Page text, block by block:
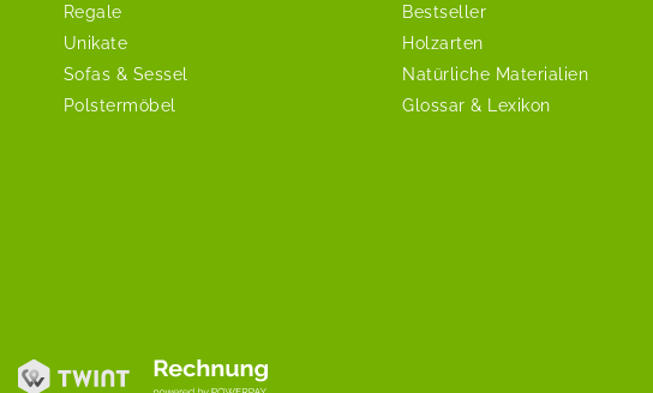
Regale
Unikate
Sofas & Sessel
Polstermöbel
Bestseller
Holzarten
Natürliche Materialien
Glossar & Lexikon